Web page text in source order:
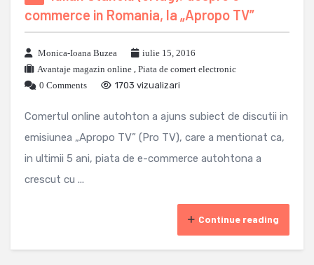
commerce in Romania, la „Apropo TV”
Monica-Ioana Buzea
iulie 15, 2016
Avantaje magazin online , Piata de comert electronic
0 Comments
1703 vizualizari
Comertul online autohton a ajuns subiect de discutii in
emisiunea „Apropo TV” (Pro TV), care a mentionat ca,
in ultimii 5 ani, piata de e-commerce autohtona a
crescut cu ...
Continue reading